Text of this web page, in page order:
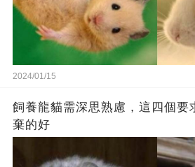
2024/01/15
飼養龍貓需深思熟慮，這四個要
棄的好